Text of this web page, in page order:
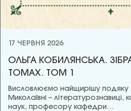
17 ЧЕРВНЯ 2026
ОЛЬГА КОБИЛЯНСЬКА.
ТОМАХ. ТОМ 1
Висловлюємо найщирішу подяку
Миколаївні – літературознавиці,
наук, професору кафедри…